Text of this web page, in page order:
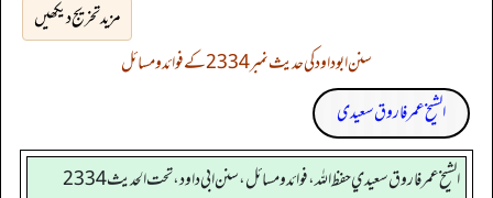
مزید تخریج دیکھیں
سنن ابوداود کی حدیث نمبر 2334 کے فوائد و مسائل
الشیخ عمر فاروق سعیدی
الشيخ عمر فاروق سعيدي حفظ الله، فوائد و مسائل، سنن ابي داود ، تحت الحديث 2334